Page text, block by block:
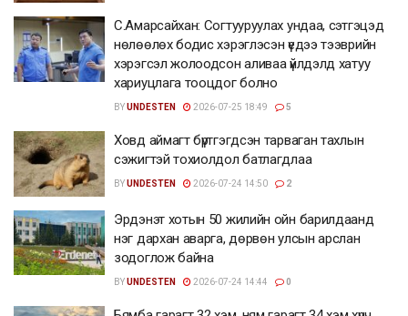
С.Амарсайхан: Согтууруулах ундаа, сэтгэцэд
нөлөөлөх бодис хэрэглэсэн үедээ тээврийн
хэрэгсэл жолоодсон аливаа үйлдэлд хатуу
хариуцлага тооцдог болно
BYUNDESTEN 2026-07-25 18:49 5
Ховд аймагт бүртгэгдсэн тарваган тахлын
сэжигтэй тохиолдол батлагдлаа
BYUNDESTEN 2026-07-24 14:50 2
Эрдэнэт хотын 50 жилийн ойн барилдаанд
нэг дархан аварга, дөрвөн улсын арслан
зодоглож байна
BYUNDESTEN 2026-07-24 14:44 0